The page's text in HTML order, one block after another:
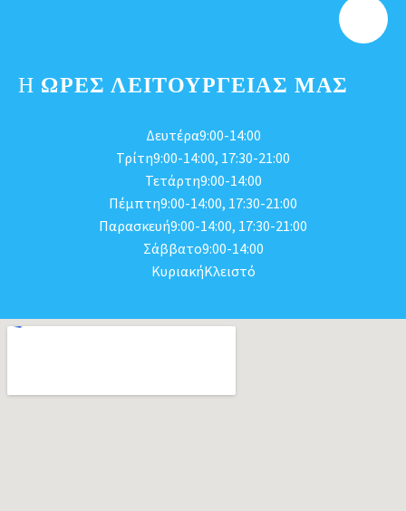
Η ΩΡΕΣ ΛΕΙΤΟΥΡΓΕΊΑΣ ΜΑΣ
Δευτέρα9:00-14:00
Τρίτη9:00-14:00, 17:30-21:00
Τετάρτη9:00-14:00
Πέμπτη9:00-14:00, 17:30-21:00
Παρασκευή9:00-14:00, 17:30-21:00
Σάββατο9:00-14:00
ΚυριακήΚλειστό